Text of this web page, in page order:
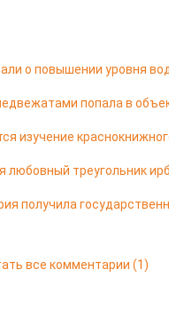
о повышении уровня
попала в
изучение
любовный треугольник
получила
все комментарии (1)